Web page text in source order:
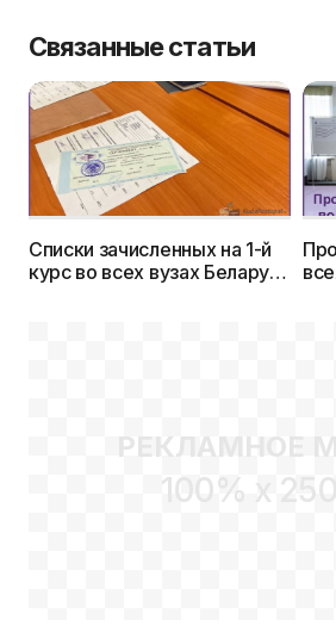
Связанные статьи
Списки зачисленных на 1-й
курс во всех вузах Беларуси
РЕКЛАМНОЕ
100% x